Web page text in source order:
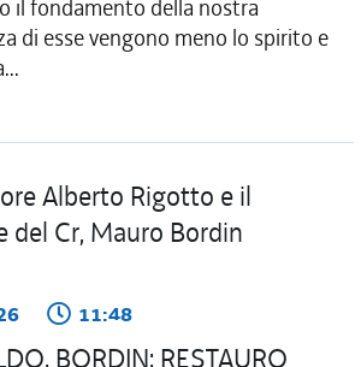
il fondamento della nostra
di esse vengono meno lo spirito e
11:48
BORDIN: RESTAURO